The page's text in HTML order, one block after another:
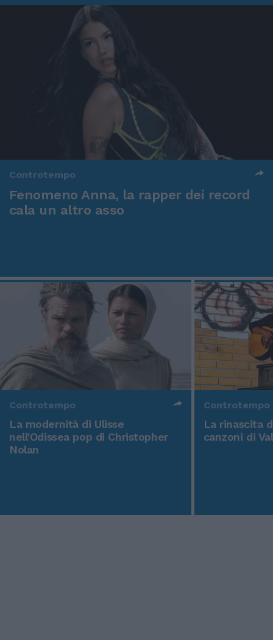
Controtempo
Fenomeno Anna, la rapper dei record
cala un altro asso
Controtempo
La modernità di Ulisse
nell'Odissea pop di Christopher
Nolan
Controtempo
La rinascita
canzoni di